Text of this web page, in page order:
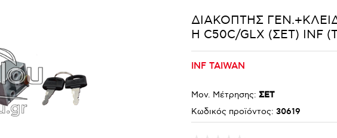
ΔΙΑΚΟΠΤΗΣ
Η C50C/GLX (ΣΕΤ) INF
INF TAIWAN
Μον. Μέτρησης: ΣΕΤ
Κωδικός προϊόντος: 30619